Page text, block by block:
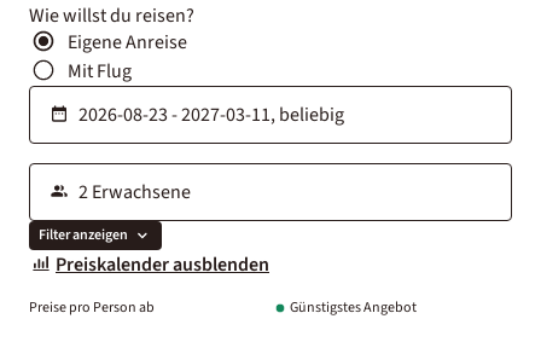
Wie willst du reisen?
Eigene Anreise
Mit Flug
Filter anzeigen
Preiskalender ausblenden
Preise pro Person ab Günstigstes Angebot